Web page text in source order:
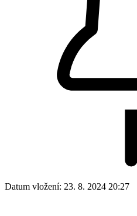
Datum vložení: 23. 8. 2024 20:27